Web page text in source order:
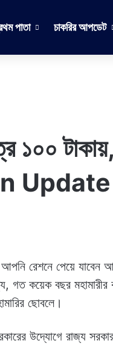
পাতা চাকরির আপডেট
১০০
Update
পেয়ে যাবেন
কয়েক বছর মহামারীর
ছোবলে।
উদ্যোগে রাজ্য